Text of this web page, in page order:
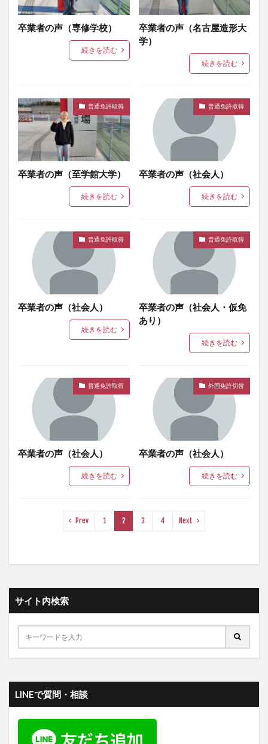
卒業者の声（専修学校）
続きを読む
卒業者の声（名古屋造形大
学）
続きを読む
普通免許取得
卒業者の声（至学館大学）
続きを読む
普通免許取得
卒業者の声（社会人）
続きを読む
普通免許取得
卒業者の声（社会人）
続きを読む
普通免許取得
卒業者の声（社会人・仮免
あり）
続きを読む
普通免許取得
卒業者の声（社会人）
続きを読む
外国免許切替
卒業者の声（社会人）
続きを読む
Prev 1 2 3 4 Next
サイト内検索
LINEで質問・相談